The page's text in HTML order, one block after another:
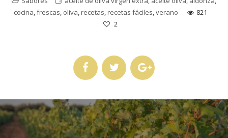
cocina frescas oliva recetas recetas fáciles verano
821
2